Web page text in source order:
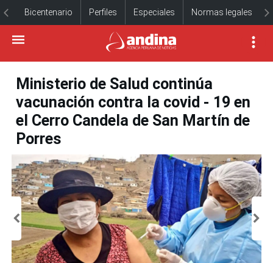
Bicentenario Perfiles Especiales Normas legales
Ministerio de Salud continúa
vacunación contra la covid - 19 en
el Cerro Candela de San Martín de
Porres